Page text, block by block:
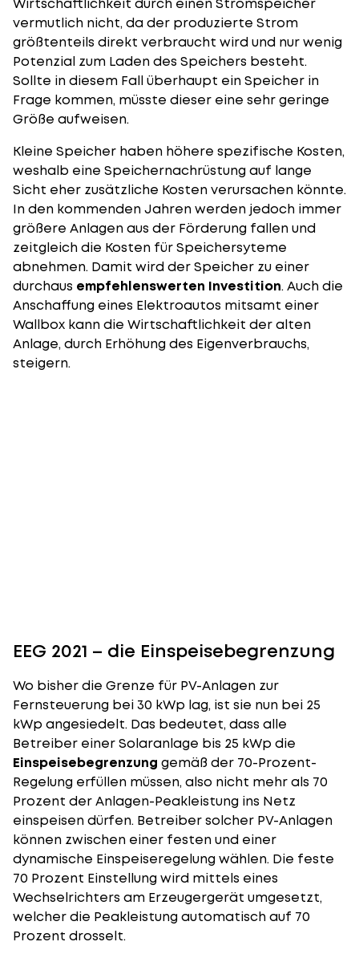
vermutlich nicht, da der produzierte Strom
größtenteils direkt verbraucht wird und nur wenig
Potenzial zum Laden des Speichers besteht.
Sollte in diesem Fall überhaupt ein Speicher in
Frage kommen, müsste dieser eine sehr geringe
Größe aufweisen.
Kleine Speicher haben höhere spezifische Kosten,
weshalb eine Speichernachrüstung auf lange
Sicht eher zusätzliche Kosten verursachen könnte.
In den kommenden Jahren werden jedoch immer
größere Anlagen aus der Förderung fallen und
zeitgleich die Kosten für Speichersyteme
abnehmen. Damit wird der Speicher zu einer
durchaus empfehlenswerten Investition. Auch die
Anschaffung eines Elektroautos mitsamt einer
Wallbox kann die Wirtschaftlichkeit der alten
Anlage, durch Erhöhung des Eigenverbrauchs,
steigern.
EEG 2021 – die Einspeisebegrenzung
Wo bisher die Grenze für PV-Anlagen zur
Fernsteuerung bei 30 kWp lag, ist sie nun bei 25
kWp angesiedelt. Das bedeutet, dass alle
Betreiber einer Solaranlage bis 25 kWp die
Einspeisebegrenzung gemäß der 70-Prozent-
Regelung erfüllen müssen, also nicht mehr als 70
Prozent der Anlagen-Peakleistung ins Netz
einspeisen dürfen. Betreiber solcher PV-Anlagen
können zwischen einer festen und einer
dynamische Einspeiseregelung wählen. Die feste
70 Prozent Einstellung wird mittels eines
Wechselrichters am Erzeugergerät umgesetzt,
welcher die Peakleistung automatisch auf 70
Prozent drosselt.